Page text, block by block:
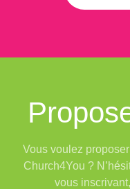
Vous voulez
Church4You ?
vous